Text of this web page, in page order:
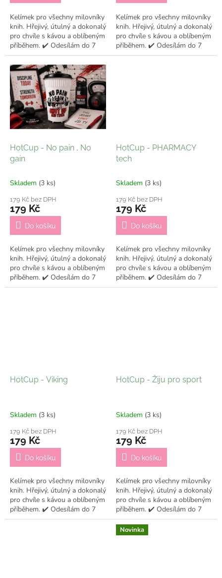
Kelímek pro všechny milovníky
knih. Hřejivý, útulný a dokonalý
pro chvíle s kávou a oblíbeným
příběhem. ✔️ Odesílám do 7
pracovních dní
Kelímek pro všechny milovníky
knih. Hřejivý, útulný a dokonalý
pro chvíle s kávou a oblíbeným
příběhem. ✔️ Odesílám do 7
pracovních dní
HotCup - No pain , No
gain
Skladem (3 ks)
179 Kč bez DPH
179 Kč
Do košíku
Kelímek pro všechny milovníky
knih. Hřejivý, útulný a dokonalý
pro chvíle s kávou a oblíbeným
příběhem. ✔️ Odesílám do 7
pracovních dní
HotCup - PHARMACY
tech
Skladem (3 ks)
179 Kč bez DPH
179 Kč
Do košíku
Kelímek pro všechny milovníky
knih. Hřejivý, útulný a dokonalý
pro chvíle s kávou a oblíbeným
příběhem. ✔️ Odesílám do 7
pracovních dní
HotCup - Viking
Skladem (3 ks)
179 Kč bez DPH
179 Kč
Do košíku
Kelímek pro všechny milovníky
knih. Hřejivý, útulný a dokonalý
pro chvíle s kávou a oblíbeným
příběhem. ✔️ Odesílám do 7
pracovních dní
HotCup - Žiju pro sport
Skladem (3 ks)
179 Kč bez DPH
179 Kč
Do košíku
Kelímek pro všechny milovníky
knih. Hřejivý, útulný a dokonalý
pro chvíle s kávou a oblíbeným
příběhem. ✔️ Odesílám do 7
pracovních dní
Novinka